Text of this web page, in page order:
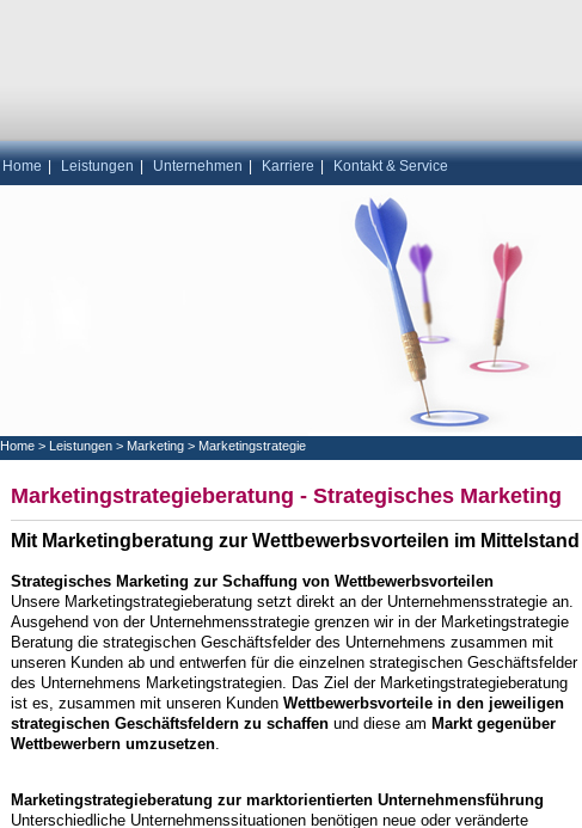
Home Leistungen Unternehmen Karriere Kontakt & Service
Home > Leistungen > Marketing > Marketingstrategie
Marketingstrategieberatung - Strategisches Marketing
Mit Marketingberatung zur Wettbewerbsvorteilen im Mittelstand
Strategisches Marketing zur Schaffung von Wettbewerbsvorteilen
Unsere Marketingstrategieberatung setzt direkt an der Unternehmensstrategie an.
Ausgehend von der Unternehmensstrategie grenzen wir in der Marketingstrategie
Beratung die strategischen Geschäftsfelder des Unternehmens zusammen mit
unseren Kunden ab und entwerfen für die einzelnen strategischen Geschäftsfelder
des Unternehmens Marketingstrategien. Das Ziel der Marketingstrategieberatung
ist es, zusammen mit unseren Kunden Wettbewerbsvorteile in den jeweiligen
strategischen Geschäftsfeldern zu schaffen und diese am Markt gegenüber
Wettbewerbern umzusetzen
Marketingstrategieberatung zur marktorientierten Unternehmensführung
Unterschiedliche Unternehmenssituationen benötigen neue oder veränderte